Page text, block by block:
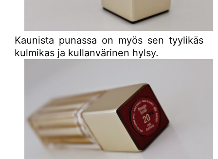
Kaunista punassa on myös sen tyylikäs
kulmikas ja kullanvärinen hylsy.